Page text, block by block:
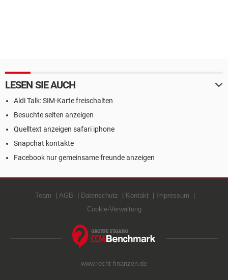
LESEN SIE AUCH
Aldi Talk: SIM-Karte freischalten
Besuchte seiten anzeigen
Quelltext anzeigen safari iphone
Snapchat kontakte
Facebook nur gemeinsame freunde anzeigen
Team AGB Datenschutz Kontakt
Impressum
Cookie-Verwaltung
www.recht-finanzen.de